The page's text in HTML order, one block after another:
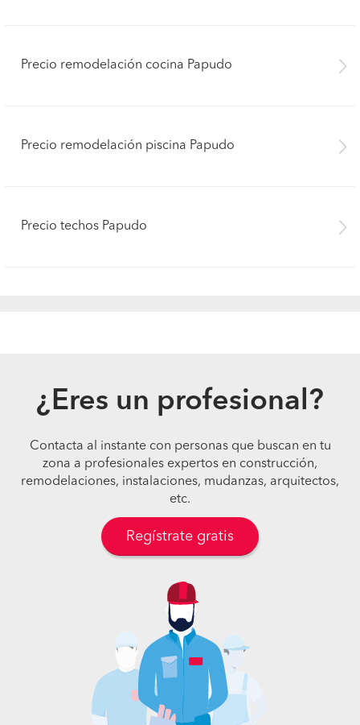
Precio remodelación cocina Papudo
Precio remodelación piscina Papudo
Precio techos Papudo
¿Eres un profesional?
Contacta al instante con personas que buscan en tu
zona a profesionales expertos en construcción,
remodelaciones, instalaciones, mudanzas, arquitectos,
etc.
Regístrate gratis